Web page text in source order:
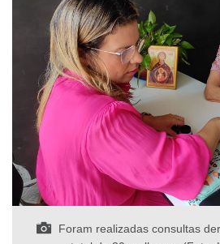
Foram realizadas consultas